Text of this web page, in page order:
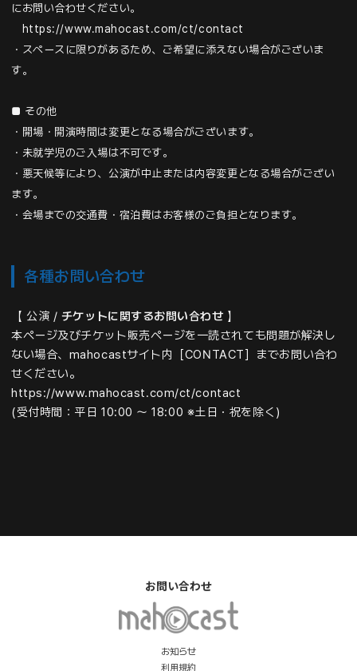
にお問い合わせください。
https://www.mahocast.com/ct/contact
・スペースに限りがあるため、ご希望に添えない場合がございま
す。
■ その他
・開場・開演時間は変更となる場合がございます。
・未就学児のご入場は不可です。
・悪天候等により、公演が中止または内容変更となる場合がござい
ます。
・会場までの交通費・宿泊費はお客様のご負担となります。
各種お問い合わせ
【 公演 / チケットに関するお問い合わせ 】
本ページ及びチケット販売ページを一読されても問題が解決し
ない場合、 mahocastサイト内［CONTACT］までお問い合わ
せください。
https://www.mahocast.com/ct/contact
(受付時間：平日 10:00 ～ 18:00 ※土日・祝を除く)
お知らせ
利用規約
お問い合わせ